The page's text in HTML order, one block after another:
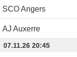
SCO Angers
AJ Auxerre
07.11.26 20:45